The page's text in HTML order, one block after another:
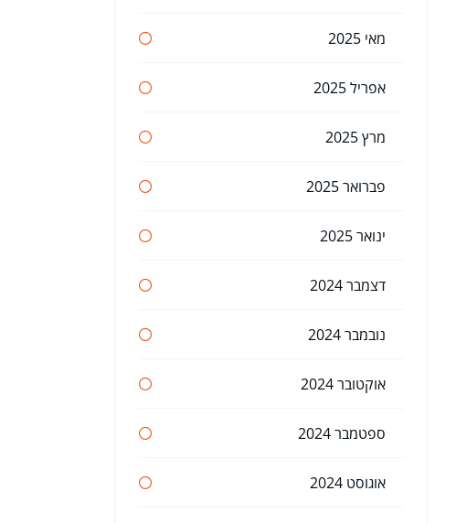
מאי 2025
אפריל 2025
מרץ 2025
פברואר 2025
ינואר 2025
דצמבר 2024
נובמבר 2024
אוקטובר 2024
ספטמבר 2024
אוגוסט 2024